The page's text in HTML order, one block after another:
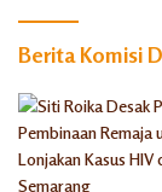
Berita Komisi D